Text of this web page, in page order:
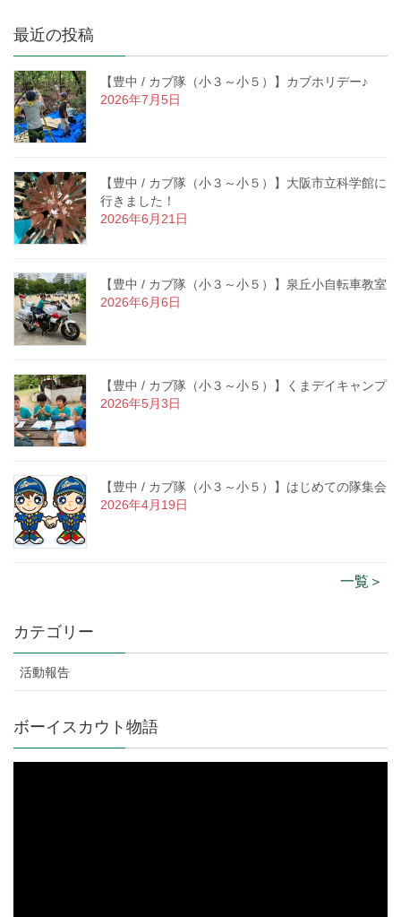
最近の投稿
【豊中 / カブ隊（小３～小５）】カブホリデー♪
2026年7月5日
【豊中 / カブ隊（小３～小５）】大阪市立科学館に
行きました！
2026年6月21日
【豊中 / カブ隊（小３～小５）】泉丘小自転車教室
2026年6月6日
【豊中 / カブ隊（小３～小５）】くまデイキャンプ
2026年5月3日
【豊中 / カブ隊（小３～小５）】はじめての隊集会
2026年4月19日
一覧＞
カテゴリー
活動報告
ボーイスカウト物語